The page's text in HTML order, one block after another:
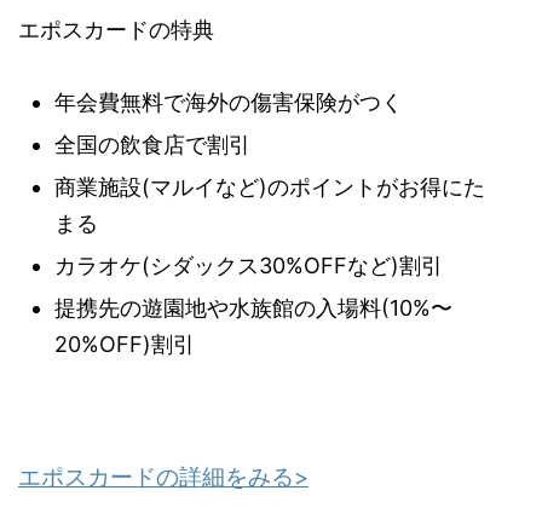
エポスカードの特典
年会費無料で海外の傷害保険がつく
全国の飲食店で割引
商業施設(マルイなど)のポイントがお得にた
まる
カラオケ(シダックス30%OFFなど)割引
提携先の遊園地や水族館の入場料(10%〜
20%OFF)割引
エポスカードの詳細をみる>